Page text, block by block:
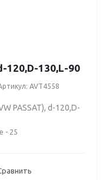
120,D-130,L-90
AVT4558
PASSAT), d-120,D-
- 25